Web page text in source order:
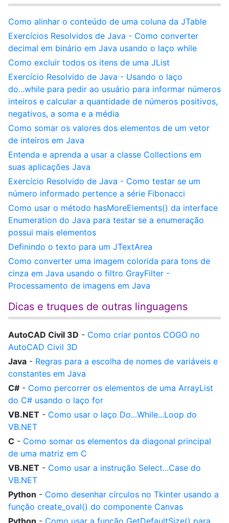
Como alinhar o conteúdo de uma coluna da JTable
Exercícios Resolvidos de Java - Como converter
decimal em binário em Java usando o laço while
Como excluir todos os itens de uma JList
Exercício Resolvido de Java - Usando o laço
do...while para pedir ao usuário para informar números
inteiros e calcular a quantidade de números positivos,
negativos, a soma e a média
Como somar os valores dos elementos de um vetor
de inteiros em Java
Entenda e aprenda a usar a classe Collections em
suas aplicações Java
Exercício Resolvido de Java - Como testar se um
número informado pertence a série Fibonacci
Como usar o método hasMoreElements() da interface
Enumeration do Java para testar se a enumeração
possui mais elementos
Definindo o texto para um JTextArea
Como converter uma imagem colorida para tons de
cinza em Java usando o filtro GrayFilter -
Processamento de imagens em Java
Dicas e truques de outras linguagens
AutoCAD Civil 3D - Como criar pontos COGO no
AutoCAD Civil 3D
Java - Regras para a escolha de nomes de variáveis e
constantes em Java
C# - Como percorrer os elementos de uma ArrayList
do C# usando o laço for
VB.NET - Como usar o laço Do...While...Loop do
VB.NET
C - Como somar os elementos da diagonal principal
de uma matriz em C
VB.NET - Como usar a instrução Select...Case do
VB.NET
Python - Como desenhar círculos no Tkinter usando a
função create_oval() do componente Canvas
Python - Como usar a função GetDefaultSize() para